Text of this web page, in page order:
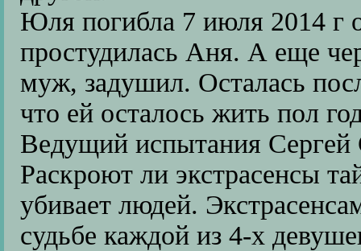
Юля погибла 7 июля 2014 г
простудилась Аня. А еще
муж, задушил. Осталась
что ей осталось жить пол
Ведущий испытания Сергей
Раскроют ли экстрасенсы
убивает людей.
судьбе каждой из 4-х